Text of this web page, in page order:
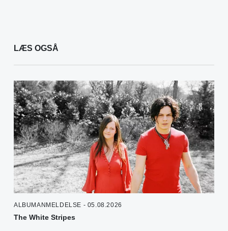
LÆS OGSÅ
ALBUMANMELDELSE - 05.08.2026
The White Stripes